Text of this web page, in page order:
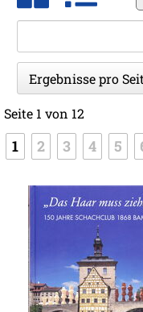
Ergebnisse pro
Seite 1 von 12
1 2 3 4 5